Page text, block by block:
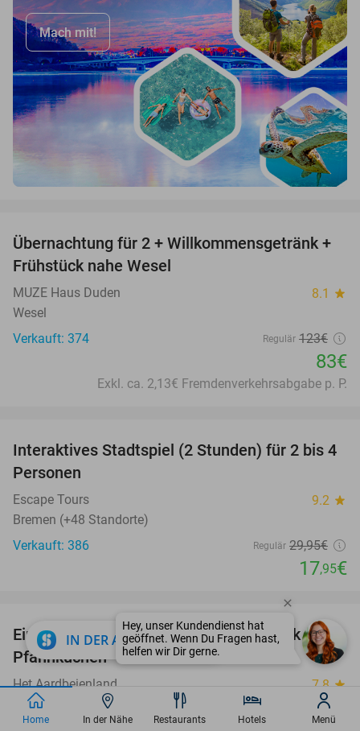
Mach mit!
33%
Übernachtung für 2 + Willkommensgetränk +
Frühstück nahe Wesel
MUZE Haus Duden 8.1 star
Wesel
Verkauft: 374
Regulär 123€
83€
Exkl. ca. 2,13€ Fremdenverkehrsabgabe p. P.
40%
Interaktives Stadtspiel (2 Stunden) für 2 bis 4
Personen
Escape Tours 9.2 star
Bremen (+48 Standorte)
Verkauft: 386
Regulär 29,95€
17,95€
47%
Eintritt ins Erdbeerland + Getränk, Snack oder
Pfannkuchen
Het Aardbeienland 7.8 star
Horst
IN DER APP ÖFFNEN close
Home In der Nähe Restaurants Hotels Menü